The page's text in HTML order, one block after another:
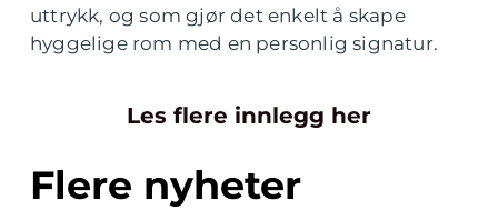
uttrykk, og som gjør det enkelt å skape
hyggelige rom med en personlig signatur.
Les flere innlegg her
Flere nyheter